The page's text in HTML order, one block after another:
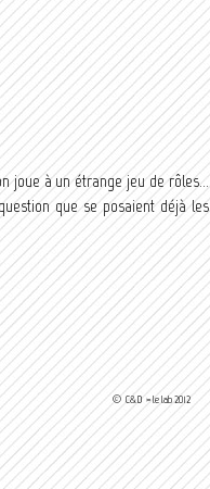
joue à un étrange jeu de rôles…
que se posaient déjà les
© C&D > le lab 2012